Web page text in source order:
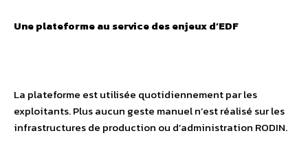
Une plateforme au service des enjeux d’EDF
La plateforme est utilisée quotidiennement par les
exploitants. Plus aucun geste manuel n’est réalisé sur les
infrastructures de production ou d’administration RODIN.